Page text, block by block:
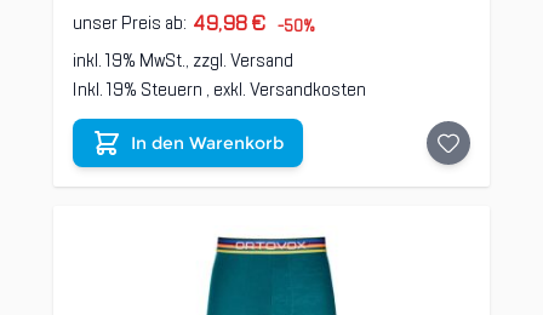
unser Preis ab: 49,98 € -50%
inkl. 19% MwSt., zzgl.Versand
Inkl. 19% Steuern , exkl.Versandkosten
In den Warenkorb